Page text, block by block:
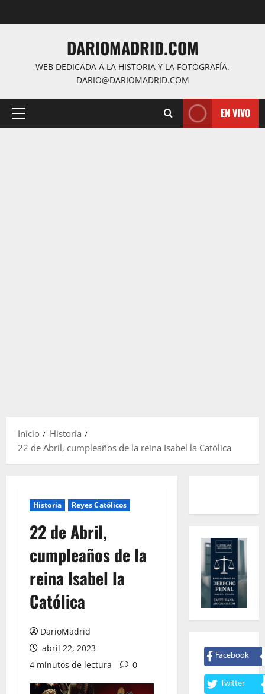
al
DARIOMADRID.COM
WEB DEDICADA A LA HISTORIA Y LA FOTOGRAFÍA.
DARIO@DARIOMADRID.COM
Menú
EN VIVO
Inicio
Historia
22 de Abril, cumpleaños de la reina Isabel la Católica
Historia Reyes Católicos
22 de Abril,
cumpleaños de la
reina Isabel la
Católica
DarioMadrid
abril 22, 2023
4 minutos de lectura
0
Facebook
Twitter